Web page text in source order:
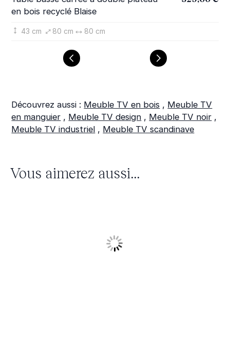
en bois recyclé Blaise
43 cm 80 cm 80 cm
Découvrez aussi : Meuble TV en bois , Meuble TV
en manguier , Meuble TV design , Meuble TV noir ,
Meuble TV industriel , Meuble TV scandinave
Vous aimerez aussi...